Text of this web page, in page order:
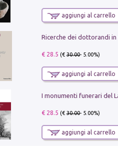
aggiungi al carrello
€ 28.5 (€30.00- 5.00%)
aggiungi al carrello
€ 28.5 (€30.00- 5.00%)
aggiungi al carrello